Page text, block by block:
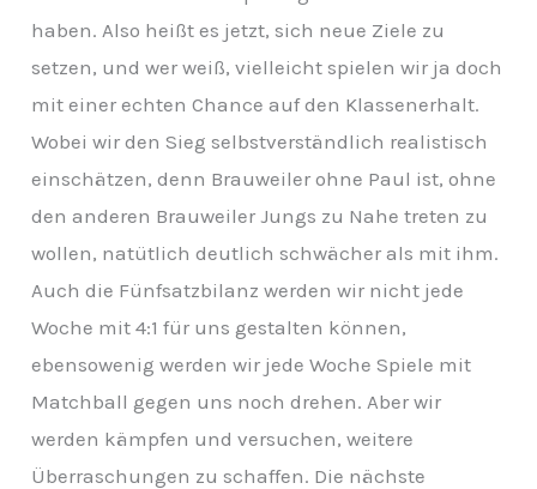
haben. Also heißt es jetzt, sich neue Ziele zu
setzen, und wer weiß, vielleicht spielen wir ja doch
mit einer echten Chance auf den Klassenerhalt.
Wobei wir den Sieg selbstverständlich realistisch
einschätzen, denn Brauweiler ohne Paul ist, ohne
den anderen Brauweiler Jungs zu Nahe treten zu
wollen, natütlich deutlich schwächer als mit ihm.
Auch die Fünfsatzbilanz werden wir nicht jede
Woche mit 4:1 für uns gestalten können,
ebensowenig werden wir jede Woche Spiele mit
Matchball gegen uns noch drehen. Aber wir
werden kämpfen und versuchen, weitere
Überraschungen zu schaffen. Die nächste